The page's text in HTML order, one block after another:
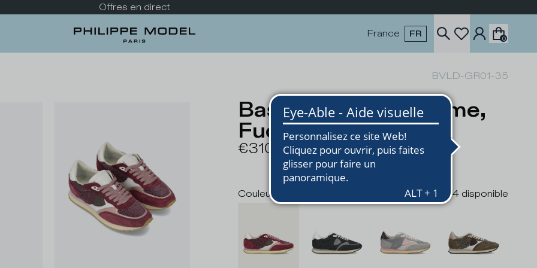
Offres en direct
France FR 0
BVLD-GR01-35
Baskets Blville Femme,
Fuchsia
€310
Couleurs 4 disponible